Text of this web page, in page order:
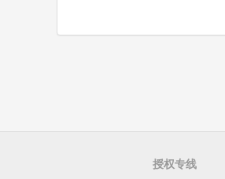
授权专线